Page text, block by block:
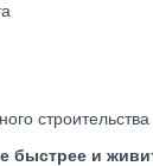
строительства
быстрее и